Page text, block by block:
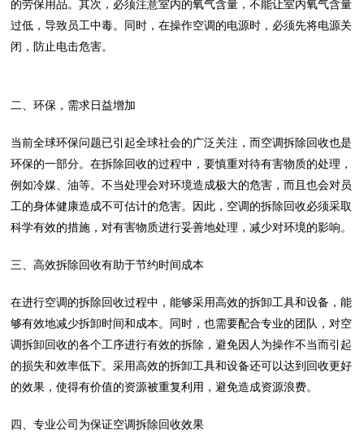
的劳保用品。其次，必须注意室内的氧气含量，不能让室内氧气含量
过低，导致员工中毒。同时，在操作空调的电源时，必须先将电源关
闭，防止电击危害。
二、环保，需求日益增加
当前全球环保问题已引起全球社会的广泛关注，而空调拆除回收也是
环保的一部分。在拆除回收的过程中，要慎重对待有害物质的处理，
例如冷媒、油等。不当处理会对环境造成极大的危害，而且也会对员
工的身体健康造成不可估计的危害。因此，空调的拆除回收必须采取
科学有效的措施，对有害物质进行妥善地处理，减少对环境的影响。
三、高效拆除回收有助于节约时间成本
在进行空调的拆除回收过程中，能够采用高效的拆卸工具和设备，能
够有效地减少拆卸时间和成本。同时，也需要配合专业的团队，对空
调拆卸回收的各个工序进行有效的拆除，避免因人为操作不当而引起
的损失和效率低下。采用高效的拆卸工具和设备还可以达到回收更好
的效果，使得有价值的资源被重复利用，避免造成资源浪费。
四、专业公司为保证空调拆除回收效果